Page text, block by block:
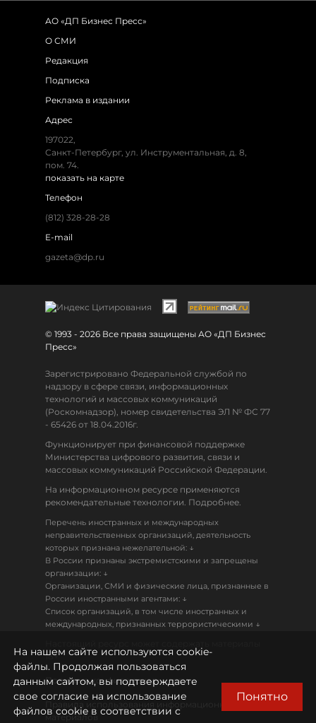
АО «ДП Бизнес Пресс»
О СМИ
Редакция
Подписка
Реклама в издании
Адрес
197022,
Санкт-Петербург, ул. Инструментальная, д. 8,
пом. 74.
показать на карте
Телефон
(812) 328-28-28
E-mail
gazeta@dp.ru
© 1993 - 2026 Все права защищены АО «ДП Бизнес
Пресс»
Зарегистрировано Федеральной службой по
надзору в сфере связи, информационных
технологий и массовых коммуникаций
(Роскомнадзор), номер свидетельства ЭЛ № ФС 77
- 65426 от 18.04.2016г.
Функционирует при финансовой поддержке
Министерства цифрового развития, связи и
массовых коммуникаций Российской Федерации.
На информационном ресурсе применяются
рекомендательные технологии. Подробнее.
Перечень иностранных и международных
неправительственных организаций, деятельность
которых признана нежелательной: ↓
В России признаны экстремистскими и запрещены
организации: ↓
Организации, СМИ и физические лица, признанные в
России иностранными агентами: ↓
Список организаций, в том числе иностранных и
международных, признанных террористическими ↓
18+
Политика конфиденциальности
Правила использования информационных
материалов
На нашем сайте используются cookie-
файлы. Продолжая пользоваться
данным сайтом, вы подтверждаете
свое согласие на использование
файлов cookie в соответствии с
Понятно